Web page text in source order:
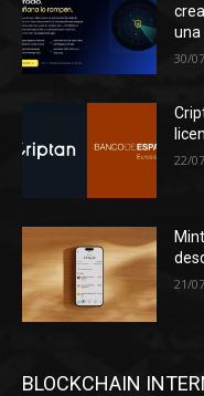
30/
22/
21/
BLOCKCHAIN